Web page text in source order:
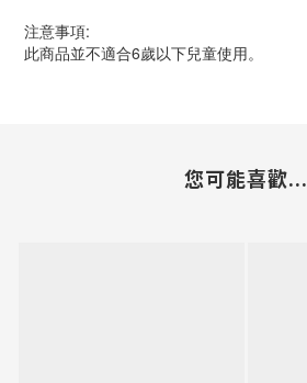
注意事項:
此商品並不適合6歲以下兒童使用。
您可能喜歡...